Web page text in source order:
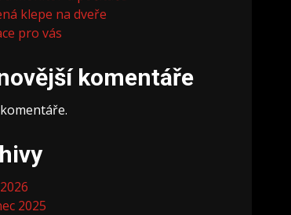
klepe na dveře
pro vás
komentáře
2025